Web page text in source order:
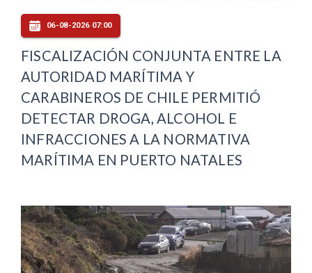
06-08-2026 07:00
FISCALIZACIÓN CONJUNTA ENTRE LA
AUTORIDAD MARÍTIMA Y
CARABINEROS DE CHILE PERMITIÓ
DETECTAR DROGA, ALCOHOL E
INFRACCIONES A LA NORMATIVA
MARÍTIMA EN PUERTO NATALES